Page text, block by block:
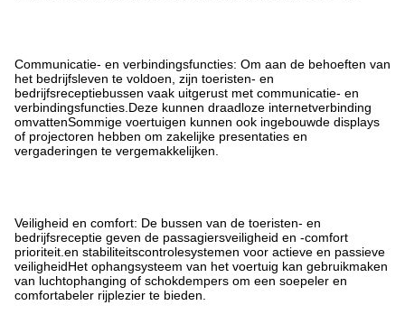
Communicatie- en verbindingsfuncties: Om aan de behoeften van
het bedrijfsleven te voldoen, zijn toeristen- en
bedrijfsreceptiebussen vaak uitgerust met communicatie- en
verbindingsfuncties.Deze kunnen draadloze internetverbinding
omvattenSommige voertuigen kunnen ook ingebouwde displays
of projectoren hebben om zakelijke presentaties en
vergaderingen te vergemakkelijken.
Veiligheid en comfort: De bussen van de toeristen- en
bedrijfsreceptie geven de passagiersveiligheid en -comfort
prioriteit.en stabiliteitscontrolesystemen voor actieve en passieve
veiligheidHet ophangsysteem van het voertuig kan gebruikmaken
van luchtophanging of schokdempers om een soepeler en
comfortabeler rijplezier te bieden.